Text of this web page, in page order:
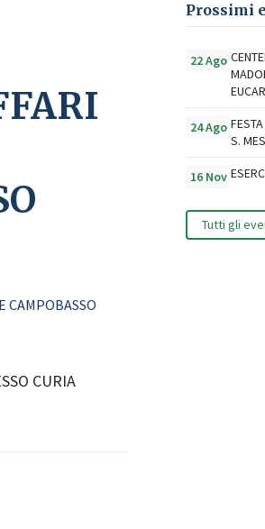
CAMPOBASSO
CURIA
Prossimi
22 Ago
24 Ago
S.
16 Nov
Tutti gli